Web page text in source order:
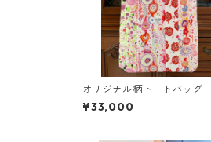
オリジナル柄トートバッグ
¥33,000